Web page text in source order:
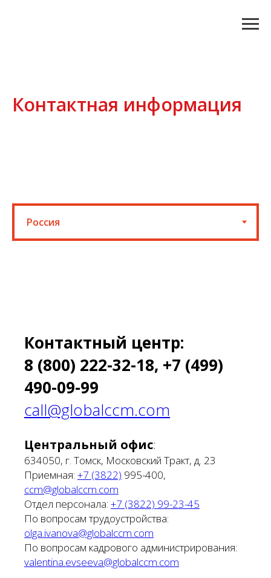
Контактная информация
Контактный центр:
8 (800) 222-32-18, +7 (499)
490-09-99
call@globalccm.com
Центральный офис:
634050, г. Томск, Московский Тракт, д. 23
Приемная: +7 (3822) 995-400,
ccm@globalccm.com
Отдел персонала: +7 (3822) 99-23-45
По вопросам трудоустройства:
olga.ivanova@globalccm.com
По вопросам кадрового администрирования:
valentina.evseeva@globalccm.com